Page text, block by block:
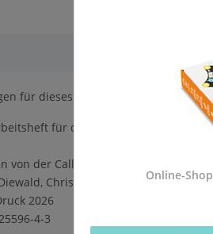
für dieses Produkt werden direkt
für die Einführung des
von der Calliope gGmbH in
Christian Heinz, Oliver
2026
4-3
Online-